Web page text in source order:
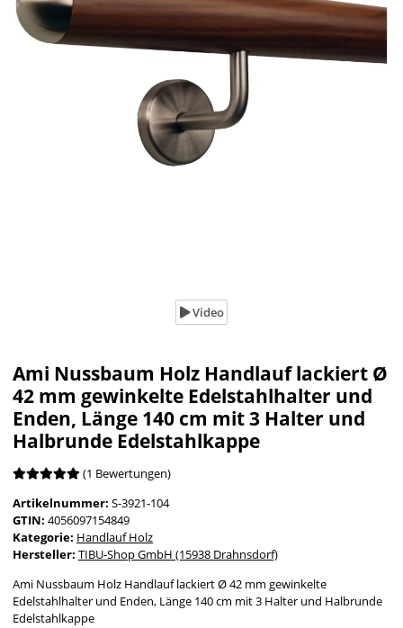
Video
Ami Nussbaum Holz Handlauf lackiert Ø
42 mm gewinkelte Edelstahlhalter und
Enden, Länge 140 cm mit 3 Halter und
Halbrunde Edelstahlkappe
(1 Bewertungen)
Artikelnummer: S-3921-104
GTIN: 4056097154849
Kategorie: Handlauf Holz
Hersteller: TIBU-Shop GmbH (15938 Drahnsdorf)
Ami Nussbaum Holz Handlauf lackiert Ø 42 mm gewinkelte
Edelstahlhalter und Enden, Länge 140 cm mit 3 Halter und Halbrunde
Edelstahlkappe